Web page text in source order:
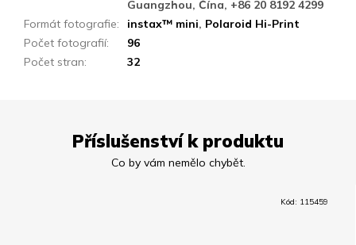
Příslušenství k produktu
Kód: 115459
Guangzhou, Čína, +86 20 8192 4299
Formát fotografie: instax™ mini, Polaroid Hi-Print
Počet fotografií:
96
Počet stran: 32